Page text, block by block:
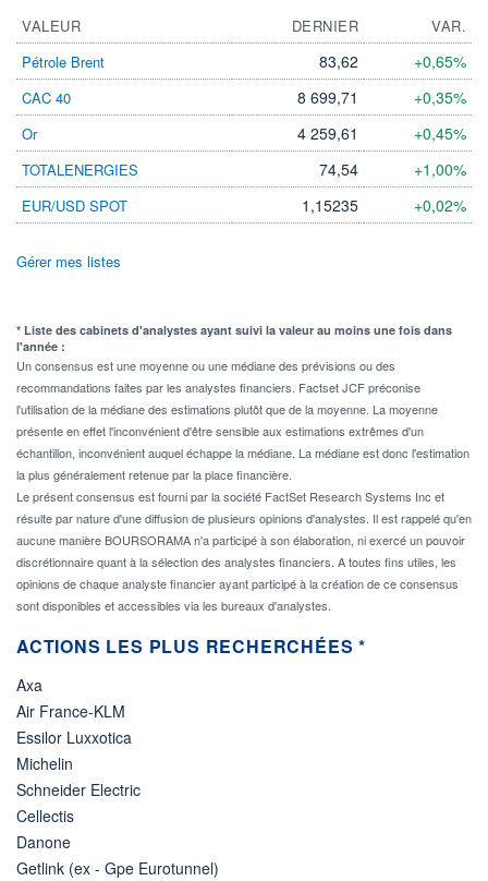
VALEUR DERNIER
VAR.
Pétrole Brent
83,62 +0,65%
CAC 40 8 699,71 +0,35%
Or 4 259,61 +0,45%
TOTALENERGIES 74,54 +1,00%
EUR/USD SPOT 1,15235 +0,02%
Gérer mes listes
* Liste des cabinets d'analystes ayant suivi la valeur au moins une fois dans
l'année :
Un consensus est une moyenne ou une médiane des prévisions ou des
recommandations faites par les analystes financiers. Factset JCF préconise
l'utilisation de la médiane des estimations plutôt que de la moyenne. La moyenne
présente en effet l'inconvénient d'être sensible aux estimations extrêmes d'un
échantillon, inconvénient auquel échappe la médiane. La médiane est donc l'estimation
la plus généralement retenue par la place financière.
Le présent consensus est fourni par la société FactSet Research Systems Inc et
résulte par nature d'une diffusion de plusieurs opinions d'analystes. Il est rappelé qu'en
aucune manière BOURSORAMA n'a participé à son élaboration, ni exercé un pouvoir
discrétionnaire quant à la sélection des analystes financiers. A toutes fins utiles, les
opinions de chaque analyste financier ayant participé à la création de ce consensus
sont disponibles et accessibles via les bureaux d'analystes.
ACTIONS LES PLUS RECHERCHÉES *
Axa
Air France-KLM
Essilor Luxxotica
Michelin
Schneider Electric
Cellectis
Danone
Getlink (ex - Gpe Eurotunnel)